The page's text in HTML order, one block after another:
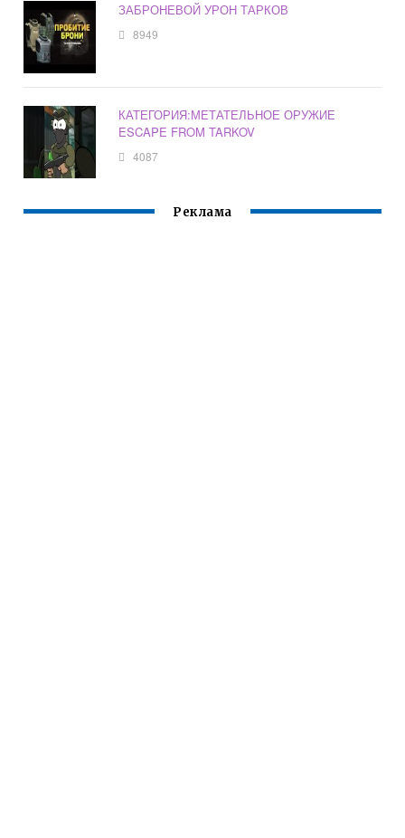
ЗАБРОНЕВОЙ УРОН ТАРКОВ
8949
КАТЕГОРИЯ:МЕТАТЕЛЬНОЕ ОРУЖИЕ
ESCAPE FROM TARKOV
4087
Реклама